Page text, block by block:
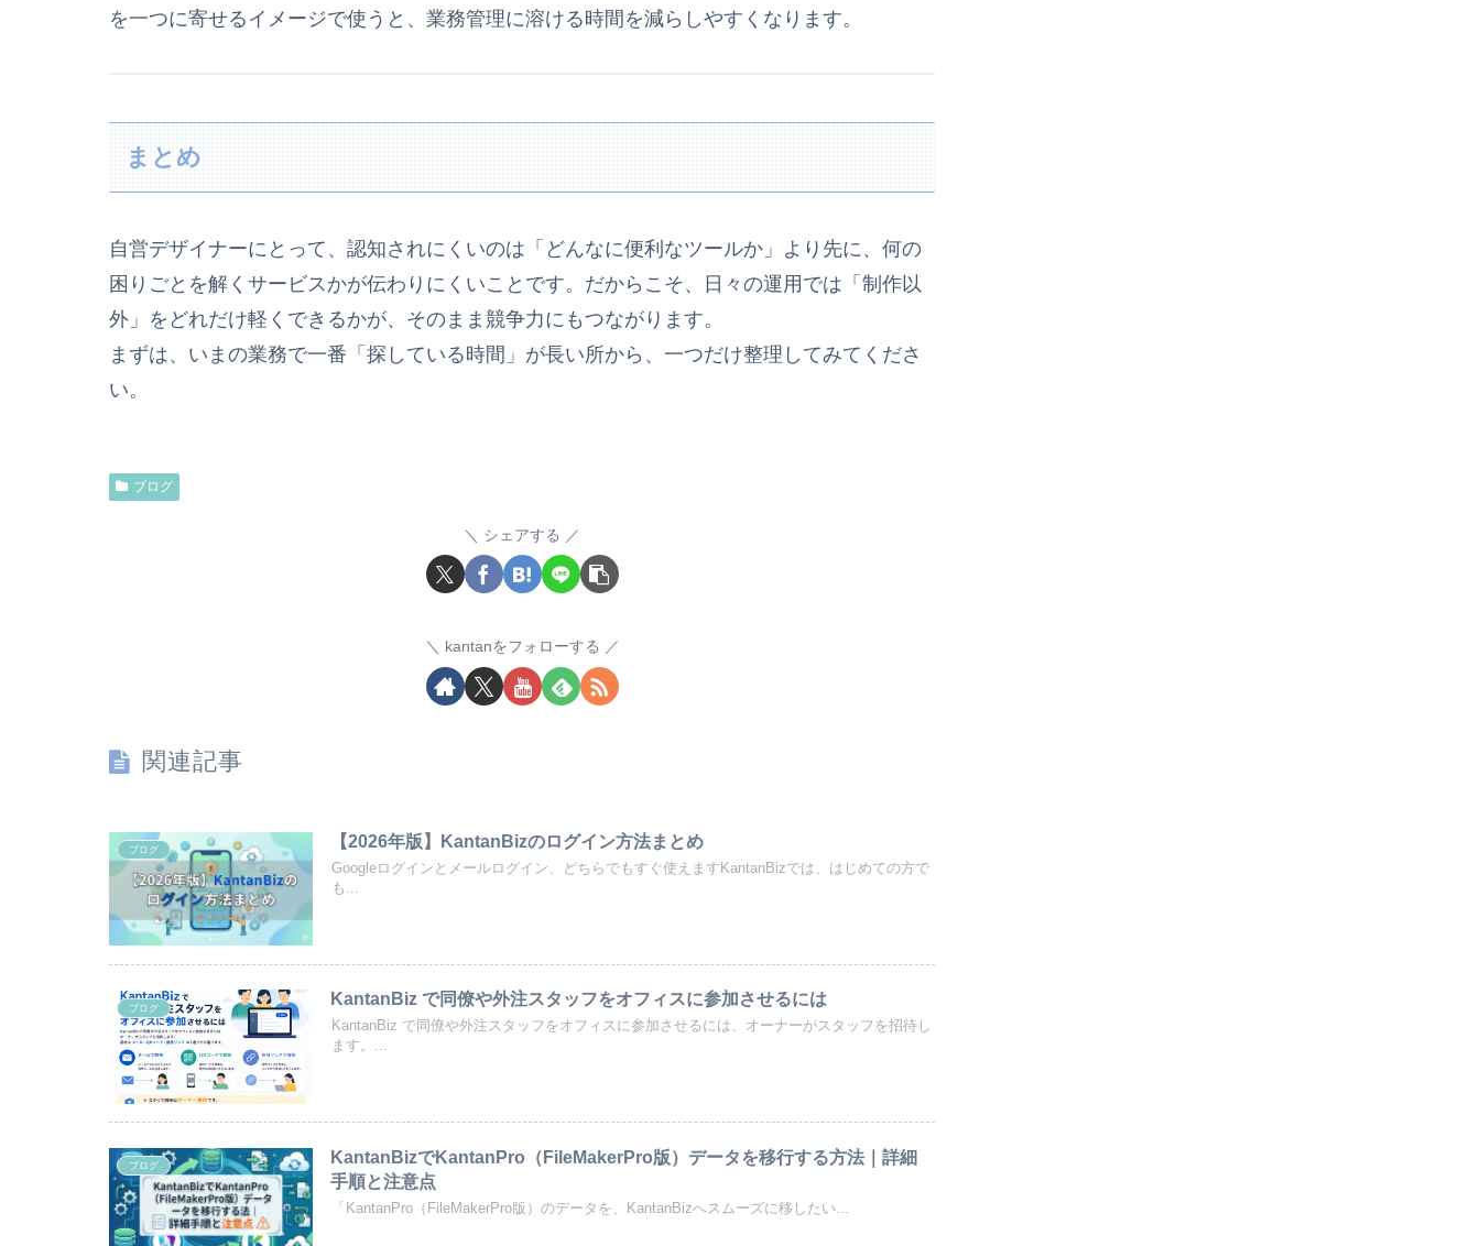
を一つに寄せるイメージで使うと、業務管理に溶ける時間を減らしやすくなります。
まとめ
自営デザイナーにとって、認知されにくいのは「どんなに便利なツールか」より先に、何の
困りごとを解くサービスかが伝わりにくいことです。だからこそ、日々の運用では「制作以
外」をどれだけ軽くできるかが、そのまま競争力にもつながります。
まずは、いまの業務で一番「探している時間」が長い所から、一つだけ整理してみてくださ
い。
ブログ
シェアする
kantanをフォローする
関連記事
ブログ 【2026年版】KantanBizのログイン方法まとめ
Googleログインとメールログイン、どちらでもすぐ使えますKantanBizでは、はじめての方で
も...
ブログ KantanBiz で同僚や外注スタッフをオフィスに参加させるには
KantanBiz で同僚や外注スタッフをオフィスに参加させるには、オーナーがスタッフを招待し
ます。...
ブログ
KantanBizでKantanPro（FileMakerPro版）データを移行する方法｜詳細
手順と注意点
「KantanPro（FileMakerPro版）のデータを、KantanBizへスムーズに移したい...